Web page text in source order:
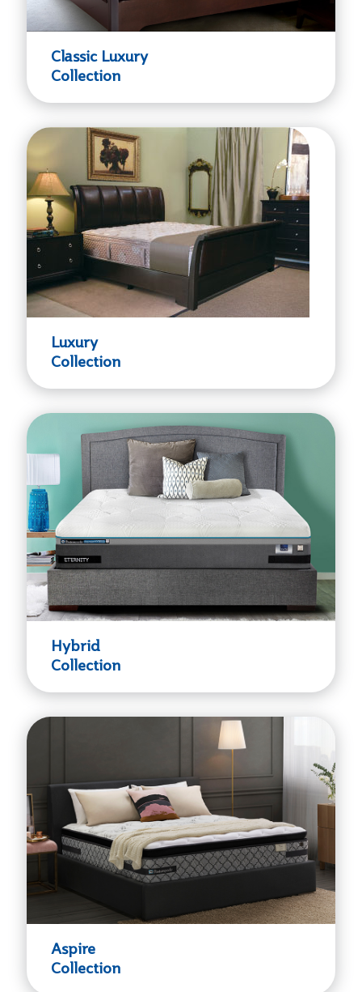
Classic Luxury
Collection
Luxury
Collection
Hybrid
Collection
Aspire
Collection